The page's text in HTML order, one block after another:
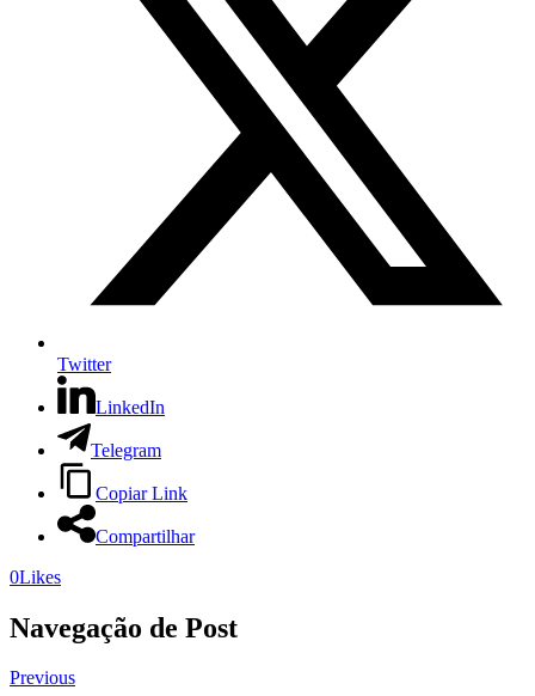
Twitter
LinkedIn
Telegram
Copiar Link
Compartilhar
0Likes
Navegação de Post
Previous